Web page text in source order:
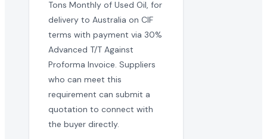
Tons Monthly of Used Oil, for
delivery to Australia on CIF
terms with payment via 30%
Advanced T/T Against
Proforma Invoice. Suppliers
who can meet this
requirement can submit a
quotation to connect with
the buyer directly.